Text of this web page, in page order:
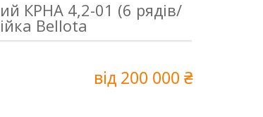
КРНА 4,2-01 (6 рядів/
Bellota
від 200 000 ₴